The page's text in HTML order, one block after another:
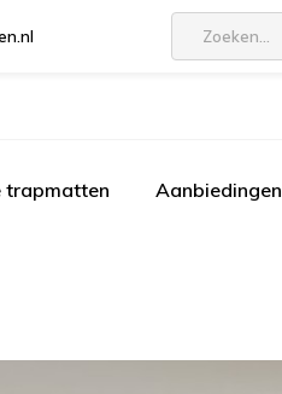
trapmatten Aanbiedingen